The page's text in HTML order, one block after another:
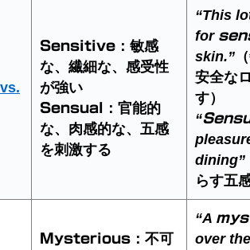
Sensitive ：敏感
な、繊細な、感受性
が強い
Sensual
：官能的
な、肉感的な、五感
を刺激する
“This
for
skin.”
安全な
す）
“
dining”
らす五
Mysterious ：不可
“A
over